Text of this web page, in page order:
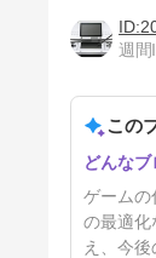
劫になる
ってPC
すぎるん
2日前
週間
この
ゲームの
の最適化
え、今